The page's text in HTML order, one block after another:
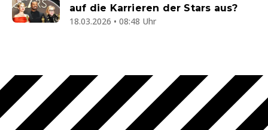
auf die Karrieren der Stars aus?
18.03.2026 • 08:48 Uhr